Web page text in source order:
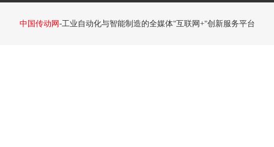
中国传动网-工业自动化与智能制造的全媒体"互联网+"创新服务平台